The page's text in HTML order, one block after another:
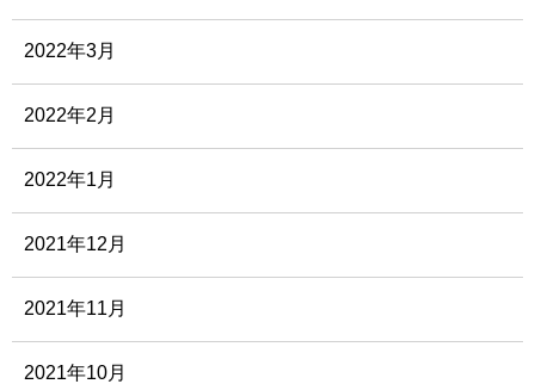
2022年3月
2022年2月
2022年1月
2021年12月
2021年11月
2021年10月